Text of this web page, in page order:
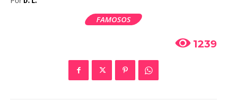
FAMOSOS
1239